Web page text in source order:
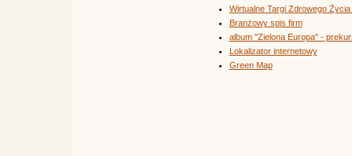
Wirtualne Targi Zdrowego
Branżowy spis firm
album "Zielona Europa" -
Lokalizator internetowy
Green Map